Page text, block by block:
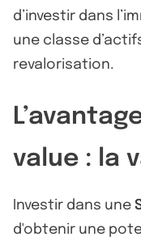
d’investir dans
une classe
revalorisation.
value : la
Investir dans une
d'obtenir une